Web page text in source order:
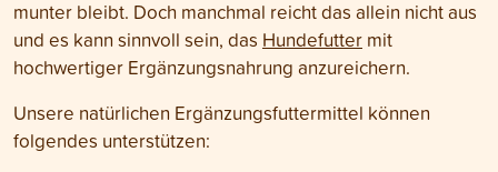
munter bleibt. Doch manchmal reicht das allein nicht aus
und es kann sinnvoll sein, das Hundefutter mit
hochwertiger Ergänzungsnahrung anzureichern.
Unsere natürlichen Ergänzungsfuttermittel können
folgendes unterstützen: